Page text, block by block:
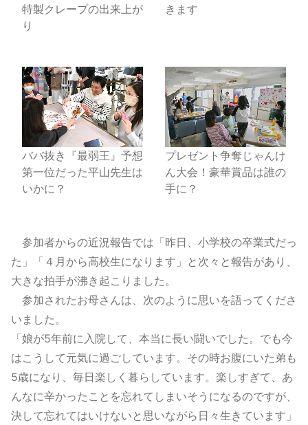
特製クレープの出来上が
り
きます
ババ抜き『最弱王』予想
第一位だった平山先生は
いかに？
プレゼント争奪じゃんけ
ん大会！豪華賞品は誰の
手に？
参加者からの近況報告では「昨日、小学校の卒業式だっ
た」「４月から高校生になります」と次々と報告があり、
大きな拍手が沸き起こりました。
参加されたお母さんは、次のように思いを語ってくださ
いました。
「娘が5年前に入院して、本当に長い闘いでした。でも今
はこうして元気に過ごしています。その時お腹にいた弟も
5歳になり、毎日楽しく暮らしています。楽しすぎて、あ
んなに辛かったことを忘れてしまいそうになるのですが、
決して忘れてはいけないと思いながら日々生きています」